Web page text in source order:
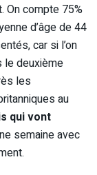
On compte 75%
d’âge de 44
car si l’on
le deuxième
les
au
qui vont
semaine avec